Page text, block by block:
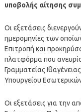
υποβολής αίτησης
Οι εξετάσεις
ημερομηνίες των
Επιτροπή και
πλατφόρμα που
Γραμματείας
Υπουργείου
Οι εξετάσεις για την